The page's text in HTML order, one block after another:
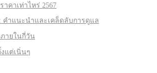
คาเท่าไหร่ 2567
คำแนะนำและเคล็ดลับการดูแล
ายในกี่วัน
แต่เนิ่นๆ